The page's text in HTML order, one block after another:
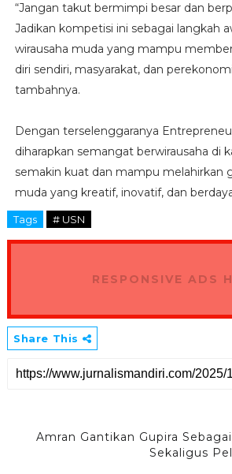
“Jangan takut bermimpi besar dan
Jadikan kompetisi ini sebagai langkah
wirausaha muda yang mampu
diri sendiri, masyarakat, dan
tambahnya.
Dengan terselenggaranya
diharapkan semangat berwirausaha di
semakin kuat dan mampu melahirkan
muda yang kreatif, inovatif, dan
Tags # USN
RESPONSIVE ADS
Share This
Amran Gantikan Gupira
Sekaligus